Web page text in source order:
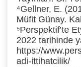
⁴Gellner, E.
Müfit Günay.
⁵Perspektif’te
2022 tarihinde
https://
adi-ittihatcilik/